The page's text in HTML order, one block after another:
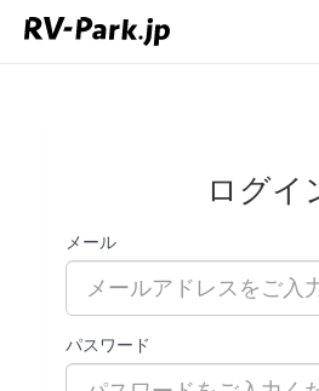
ログイ
メール
パスワード